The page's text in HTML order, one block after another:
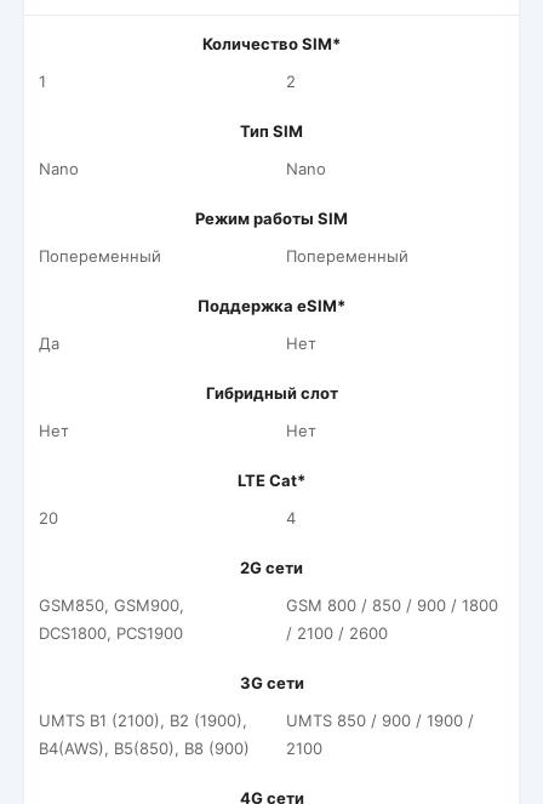
Количество SIM*
1
2
Тип SIM
Nano
Nano
Режим работы SIM
Попеременный
Попеременный
Поддержка eSIM*
Да
Нет
Гибридный слот
Нет
Нет
LTE Cat*
20
4
2G сети
GSM850, GSM900,
DCS1800, PCS1900
GSM 800 / 850 / 900 / 1800
/ 2100 / 2600
3G сети
UMTS B1 (2100), B2 (1900),
B4(AWS), B5(850), B8 (900)
UMTS 850 / 900 / 1900 /
2100
4G сети